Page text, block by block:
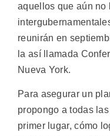
aquellos que aún no
reunirán en
la así llamada
Nueva York.
Para asegurar un
propongo a todas
primer lugar, cómo